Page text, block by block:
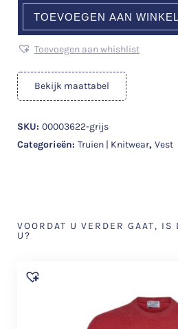
TOEVOEGEN AAN
Toevoegen aan whishlist
Bekijk maattabel
SKU: 00003622-grijs
Categorieën: Truien | Knitwear, Vest
VOORDAT U VERDER GAAT, IS
U?